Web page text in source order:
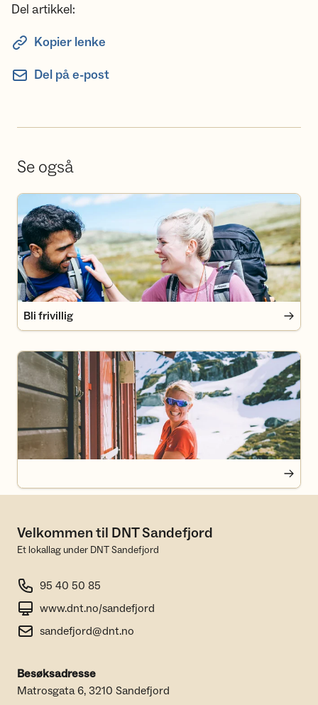
Del artikkel:
Kopier lenke
Del på e-post
Se også
Bli frivillig
Bli frivillig
Velkommen til DNT Sandefjord
Et lokallag under DNT Sandefjord
95 40 50 85
www.dnt.no/sandefjord
sandefjord@dnt.no
Besøksadresse
Matrosgata 6, 3210 Sandefjord